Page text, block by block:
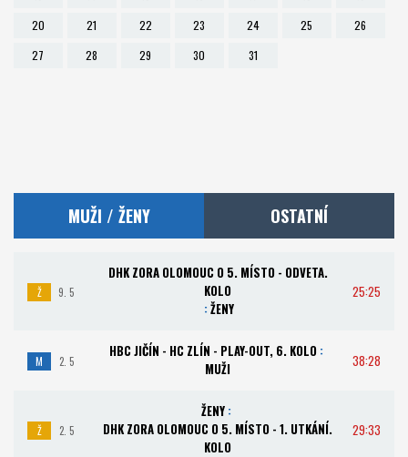
20
21 22 23 24 25
26
27
28 29 30 31
MUŽI / ŽENY OSTATNÍ
Ž 9. 5
DHK ZORA OLOMOUC O 5. MÍSTO - ODVETA.
KOLO
: ŽENY
25:25
M 2. 5
HBC JIČÍN - HC ZLÍN - PLAY-OUT, 6. KOLO :
MUŽI
38:28
Ž 2. 5
ŽENY :
DHK ZORA OLOMOUC O 5. MÍSTO - 1. UTKÁNÍ.
KOLO
29:33